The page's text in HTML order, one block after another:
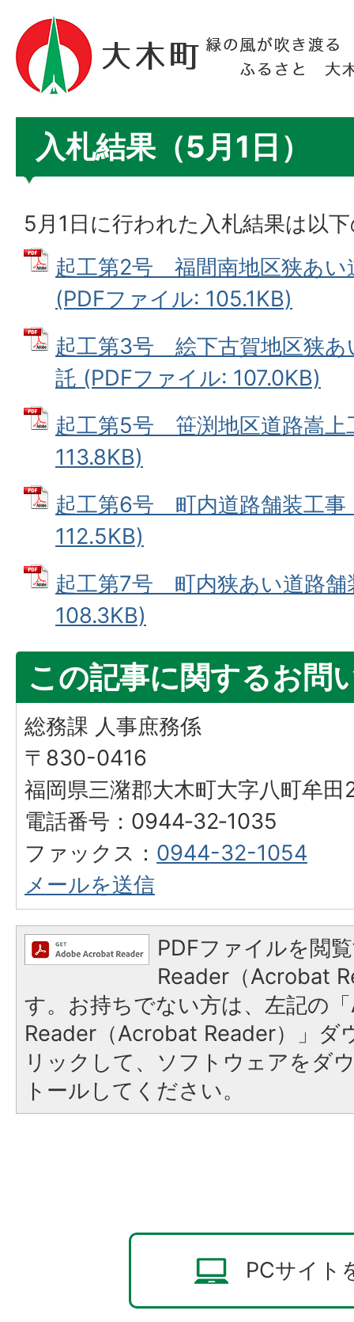
入札結果（5月1日）
5月1日に行われた入札結果は以
起工第2号 福間南地区狭あい
(PDFファイル: 105.1KB)
起工第3号 絵下古賀地区狭あ
託 (PDFファイル: 107.0KB)
起工第5号 笹渕地区道路嵩上
113.8KB)
起工第6号 町内道路舗装工事
112.5KB)
起工第7号 町内狭あい道路舗
108.3KB)
この記事に関するお問
総務課 人事庶務係
〒830-0416
福岡県三潴郡大木町大字八町牟
電話番号：0944‐32‐1035
ファックス： 0944-32-1054
メールを送信
PDFファイルを閲
Reader（Acrobat
す。お持ちでない方は、左記の
Reader（Acrobat Reader）」ダ
リックして、ソフトウェアをダ
トールしてください。
PCサイト